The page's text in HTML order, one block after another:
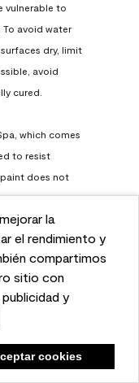
user experience
on our website.
use of our site
analytics
Cookies
la
el rendimiento y
compartimos
sitio con
y
cookies
vulnerable to
To avoid water
dry, limit
avoid
cured.
which comes
to resist
does not
exposed to
it out here:
interior-exterior-
bath-and-spa-